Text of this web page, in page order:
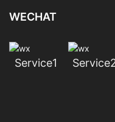
WECHAT
Service1